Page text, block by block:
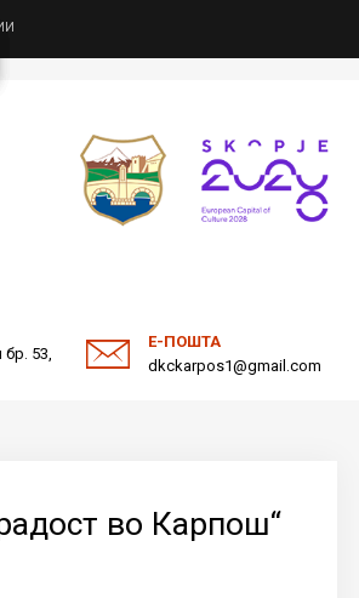
53,
Е-ПОШТА
dkckarpos1@gmail.com
на нашата веб страна
во Карпош“